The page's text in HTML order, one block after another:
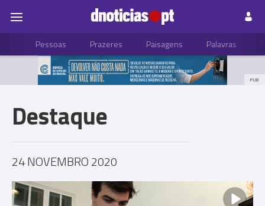
Pessoas Prazeres Paisagens Palavras
PUB
Destaque
24 NOVEMBRO 2020